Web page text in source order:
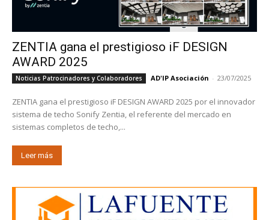
ZENTIA gana el prestigioso iF DESIGN
AWARD 2025
Noticias Patrocinadores y Colaboradores AD'IP Asociación - 23/07/2025
ZENTIA gana el prestigioso iF DESIGN AWARD 2025 por el innovador
sistema de techo Sonify Zentia, el referente del mercado en
sistemas completos de techo,...
Leer más